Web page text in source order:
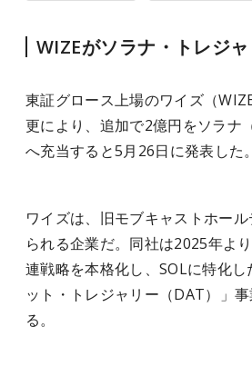
WIZEがソラナ・トレジ
東証グロース上場のワイズ（
更により、追加で2億円をソラナ
へ充当すると5月26日に発表した。
ワイズは、旧モブキャストホー
られる企業だ。同社は2025年よ
連戦略を本格化し、SOLに特化
ット・トレジャリー（DAT）」
る。